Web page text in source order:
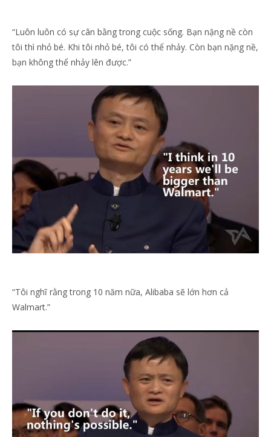
“Luôn luôn có sự cân bằng trong cuộc sống. Bạn nặng nề còn
tôi thì nhỏ bé. Khi tôi nhỏ bé, tôi có thể nhảy. Còn bạn nặng nề,
bạn không thể nhảy lên được.”
“Tôi nghĩ rằng trong 10 năm nữa, Alibaba sẽ lớn hơn cả
Walmart.”